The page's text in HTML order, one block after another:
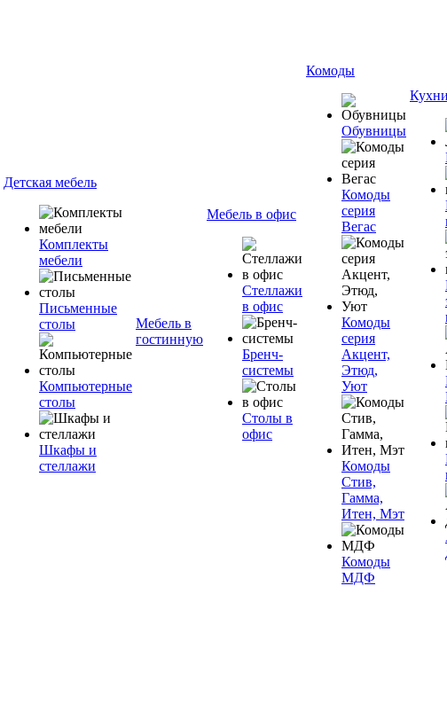
Детская мебель
Комплекты
мебели
Письменные
столы
Компьютерные
столы
Шкафы и
стеллажи
Мебель в
гостинную
Мебель в офис
Стеллажи
в офис
Бренч-
системы
Столы в
офис
Комоды
Обувницы
Комоды
серия
Вегас
Комоды
серия
Акцент,
Этюд,
Уют
Комоды
Стив,
Гамма,
Итен, Мэт
Комоды
МДФ